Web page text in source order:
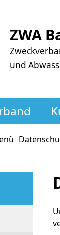
ZWA
und